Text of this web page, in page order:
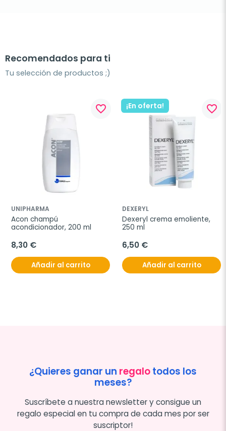
Recomendados para ti
Tu selección de productos ;)
favorite_border
UNIPHARMA
Acon champú
acondicionador, 200 ml
8,30 €
Añadir al carrito
¡En oferta! favorite_border
DEXERYL
Dexeryl crema emoliente,
250 ml
6,50 €
Añadir al carrito
¿Quieres ganar un regalotodos los
meses?
Suscríbete a nuestra newsletter y consigue un
regalo especial en tu compra de cada mes por ser
suscriptor!